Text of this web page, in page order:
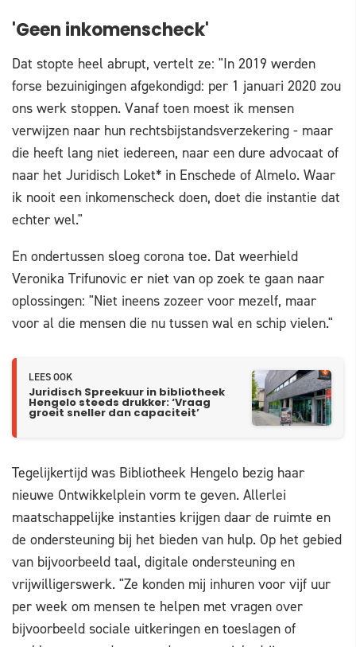
'Geen inkomenscheck'
Dat stopte heel abrupt, vertelt ze: "In 2019 werden
forse bezuinigingen afgekondigd: per 1 januari 2020 zou
ons werk stoppen. Vanaf toen moest ik mensen
verwijzen naar hun rechtsbijstandsverzekering - maar
die heeft lang niet iedereen, naar een dure advocaat of
naar het Juridisch Loket* in Enschede of Almelo. Waar
ik nooit een inkomenscheck doen, doet die instantie dat
echter wel."
En ondertussen sloeg corona toe. Dat weerhield
Veronika Trifunovic er niet van op zoek te gaan naar
oplossingen: "Niet ineens zozeer voor mezelf, maar
voor al die mensen die nu tussen wal en schip vielen."
LEES OOK
Juridisch Spreekuur in bibliotheek
Hengelo steeds drukker: ‘Vraag
groeit sneller dan capaciteit’
Tegelijkertijd was Bibliotheek Hengelo bezig haar
nieuwe Ontwikkelplein vorm te geven. Allerlei
maatschappelijke instanties krijgen daar de ruimte en
de ondersteuning bij het bieden van hulp. Op het gebied
van bijvoorbeeld taal, digitale ondersteuning en
vrijwilligerswerk. "Ze konden mij inhuren voor vijf uur
per week om mensen te helpen met vragen over
bijvoorbeeld sociale uitkeringen en toeslagen of